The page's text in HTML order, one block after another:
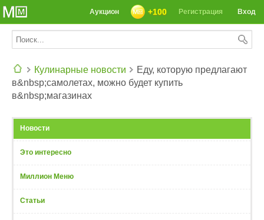
Вход
Регистрация
+100
Аукцион
Кулинарные новости
Еду, которую предлагают
в&nbsp;самолетах, можно будет купить
в&nbsp;магазинах
Новости
Это интересно
Миллион Меню
Статьи